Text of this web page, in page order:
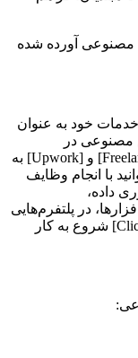
مصنوعی آورده شده
خود به عنوان
مصنوعی در
پلتفرم‌های فریلنسینگ مانند [Workana]، [Freelancer] و [Upwork] به
با انجام وظایف
داده،
در پلتفرم‌هایی
مانند [Amazon Mechanical Turk] و [Clickworker] شروع به کار